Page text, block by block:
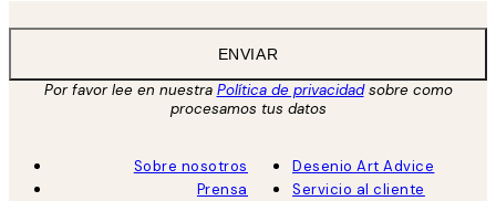
ENVIAR
Por favor lee en nuestra Política de privacidadsobre como
procesamos tus datos
Sobre nosotros
Prensa
Desenio Art Advice
Servicio al cliente